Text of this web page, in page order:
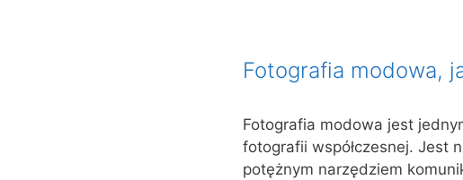
Fotografia modowa,
Fotografia modowa jest
fotografii współczesnej. Jest
potężnym narzędziem